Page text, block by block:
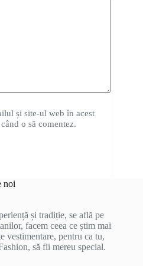
și site-ul web în acest
o să comentez.
noi
și tradiție, se află pe
facem ceea ce știm mai
vestimentare, pentru ca tu,
să fii mereu special.